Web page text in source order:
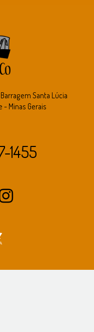
Santa Lúcia
Minas Gerais
1455